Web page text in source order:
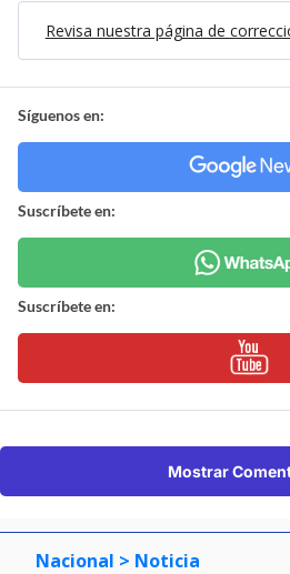
Revisa nuestra página de
Síguenos en:
Suscríbete en:
Suscríbete en:
Mostrar
Nacional > Noticia